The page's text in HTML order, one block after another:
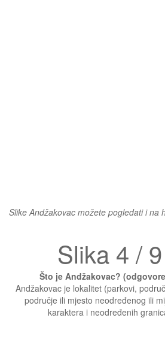
Slike Andžakovac možete pogledati i na
Slika 4 / 9
Što je Andžakovac?
Andžakovac je lokalitet (parkovi,
područje ili mjesto neodređenog ili
karaktera i neodređenih